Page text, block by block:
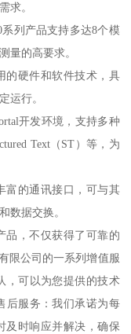
求。
列产品支持多达8个模
量的高要求。
的硬件和软件技术，具
运行。
开发环境，支持多种
Text（ST）等，为
富的通讯接口，可与其
数据交换。
品，不仅获得了可靠的
限公司的一系列增值服
，可以为您提供的技术
后服务：我们承诺为每
及时响应并解决，确保